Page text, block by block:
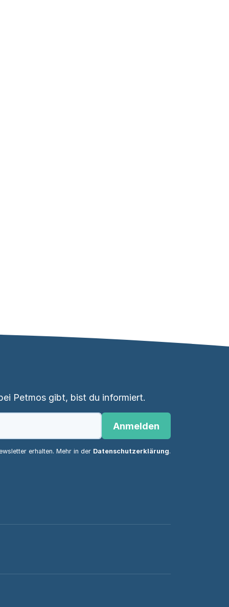
Petmos gibt, bist du informiert.
Anmelden
erhalten. Mehr in der Datenschutzerklärung.